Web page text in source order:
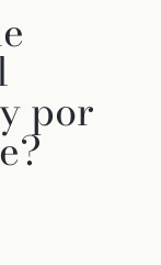
por